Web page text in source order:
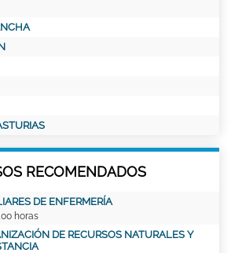
RECOMENDADOS
DE ENFERMERÍA
horas
DE RECURSOS NATURALES Y